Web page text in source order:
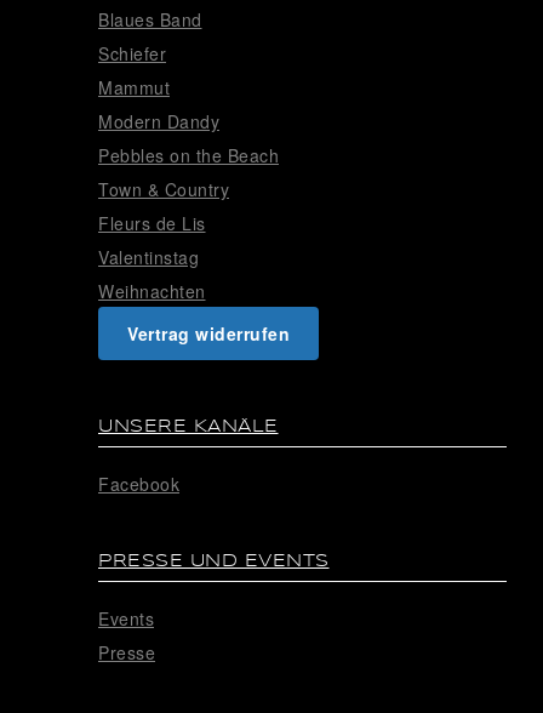
Blaues Band
Schiefer
Mammut
Modern Dandy
Pebbles on the Beach
Town & Country
Fleurs de Lis
Valentinstag
Weihnachten
Vertrag widerrufen
UNSERE KANÄLE
Facebook
PRESSE UND EVENTS
Events
Presse